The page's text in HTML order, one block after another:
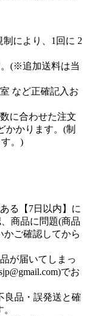
により、1回に 2
(※追加送料は当
など正確記入お
に合わせた注文
かかります。(制
。)
る【7日以内】に
商品に問題(商品
かご確認してから
が届いてしまっ
でお
良品・誤発送と確